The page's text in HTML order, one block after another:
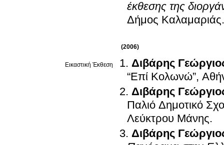
έκθεσης της
Δήμος Καλαμαριάς.
(2006)
Εικαστική Έκθεση
Διβάρης
“Επί Κολωνώ”,
Διβάρης
Παλιό Δημοτικό
Λεύκτρου Μάνης.
Διβάρης